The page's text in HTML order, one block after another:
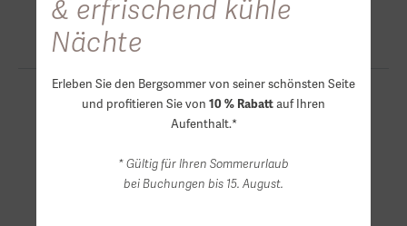
& erfrischend kühle
Nächte
Erleben Sie den Bergsommer von seiner schönsten Seite
und profitieren Sie von 10 % Rabattauf Ihren
Aufenthalt.*
* Gültig für Ihren Sommerurlaub
bei Buchungen bis 15. August.